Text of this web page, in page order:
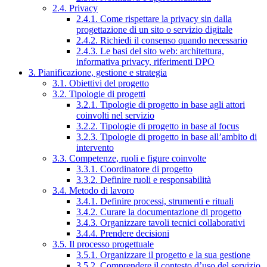
2.4. Privacy
2.4.1. Come rispettare la privacy sin dalla
progettazione di un sito o servizio digitale
2.4.2. Richiedi il consenso quando necessario
2.4.3. Le basi del sito web: architettura,
informativa privacy, riferimenti DPO
3. Pianificazione, gestione e strategia
3.1. Obiettivi del progetto
3.2. Tipologie di progetti
3.2.1. Tipologie di progetto in base agli attori
coinvolti nel servizio
3.2.2. Tipologie di progetto in base al focus
3.2.3. Tipologie di progetto in base all’ambito di
intervento
3.3. Competenze, ruoli e figure coinvolte
3.3.1. Coordinatore di progetto
3.3.2. Definire ruoli e responsabilità
3.4. Metodo di lavoro
3.4.1. Definire processi, strumenti e rituali
3.4.2. Curare la documentazione di progetto
3.4.3. Organizzare tavoli tecnici collaborativi
3.4.4. Prendere decisioni
3.5. Il processo progettuale
3.5.1. Organizzare il progetto e la sua gestione